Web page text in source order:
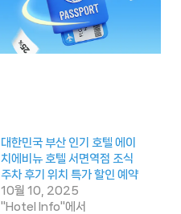
대한민국 부산 인기 호텔 에이
치에비뉴 호텔 서면역점 조식
주차 후기 위치 특가 할인 예약
10월 10, 2025
"Hotel Info"에서